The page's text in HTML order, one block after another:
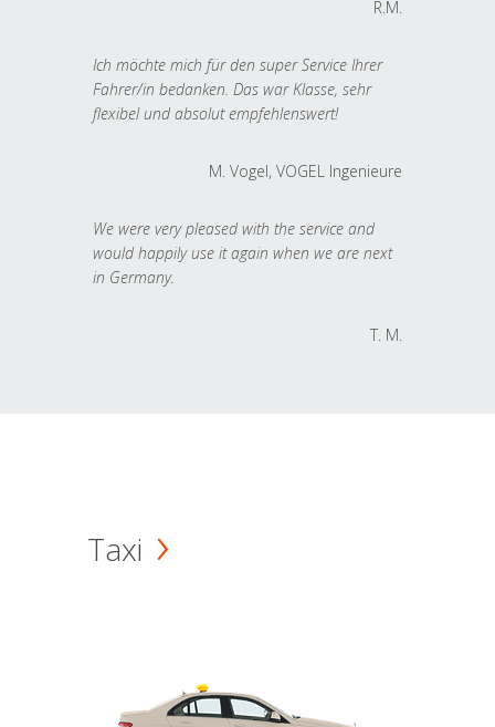
R.M.
Ich möchte mich für den super Service Ihrer
Fahrer/in bedanken. Das war Klasse, sehr
flexibel und absolut empfehlenswert!
M. Vogel, VOGEL Ingenieure
We were very pleased with the service and
would happily use it again when we are next
in Germany.
T. M.
Taxi